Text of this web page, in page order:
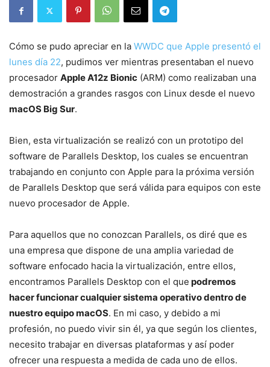
Cómo se pudo apreciar en la WWDC que Apple presentó el
lunes día 22, pudimos ver mientras presentaban el nuevo
procesador Apple A12z Bionic (ARM) como realizaban una
demostración a grandes rasgos con Linux desde el nuevo
macOS Big Sur.
Bien, esta virtualización se realizó con un prototipo del
software de Parallels Desktop, los cuales se encuentran
trabajando en conjunto con Apple para la próxima versión
de Parallels Desktop que será válida para equipos con este
nuevo procesador de Apple.
Para aquellos que no conozcan Parallels, os diré que es
una empresa que dispone de una amplia variedad de
software enfocado hacia la virtualización, entre ellos,
encontramos Parallels Desktop con el que podremos
hacer funcionar cualquier sistema operativo dentro de
nuestro equipo macOS. En mi caso, y debido a mi
profesión, no puedo vivir sin él, ya que según los clientes,
necesito trabajar en diversas plataformas y así poder
ofrecer una respuesta a medida de cada uno de ellos.